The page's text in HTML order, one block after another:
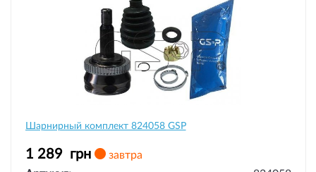
Шарнирный комплект 824058 GSP
1 289 грн
завтра